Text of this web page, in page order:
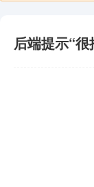
后端提示“